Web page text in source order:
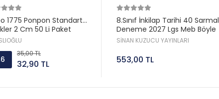
1775 Ponpon Standart
2 Cm 50 Li Paket
35,00 TL
32,90 TL
8.Sınıf İnkilap Tarihi 40 Sarmal
Deneme 2027 Lgs Meb Böyle
Sorar Sinan Kuzucu
SİNAN KUZUCU YAYINLARI
553,00 TL